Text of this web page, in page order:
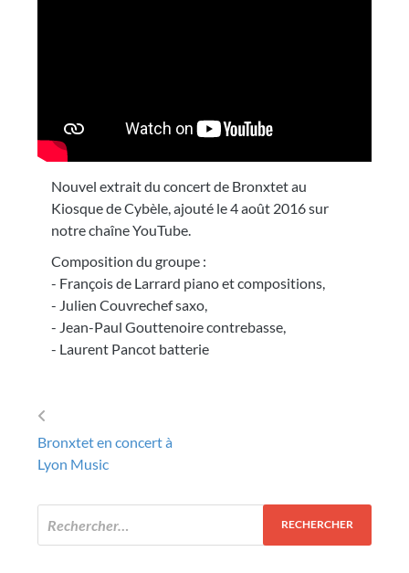
Nouvel extrait du concert de Bronxtet au
Kiosque de Cybèle, ajouté le 4 août 2016 sur
notre chaîne YouTube.
Composition du groupe :
- François de Larrard piano et compositions,
- Julien Couvrechef saxo,
- Jean-Paul Gouttenoire contrebasse,
- Laurent Pancot batterie
Post navigation
Bronxtet en concert à
Lyon Music